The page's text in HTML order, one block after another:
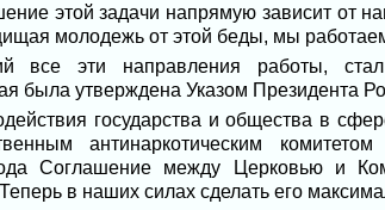
этой задачи напрямую зависит от
молодежь от этой беды, мы
все эти направления работы, стал
была утверждена Указом Президента
государства и общества в
антинаркотическим
Соглашение между Церковью и
в наших силах сделать его